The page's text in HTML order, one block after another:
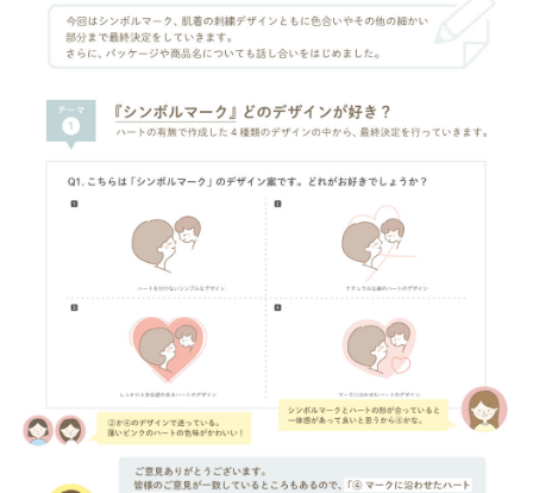
サイトマップ
オフィシャルFacebook
オフィシャルInstagram
× 閉じる